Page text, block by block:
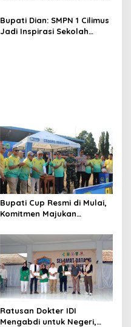
Digital
Bupati Dian: SMPN 1 Cilimus
Jadi Inspirasi Sekolah
Bupati Cup Resmi di Mulai,
Komitmen Majukan
Ratusan Dokter IDI
Mengabdi untuk Negeri,